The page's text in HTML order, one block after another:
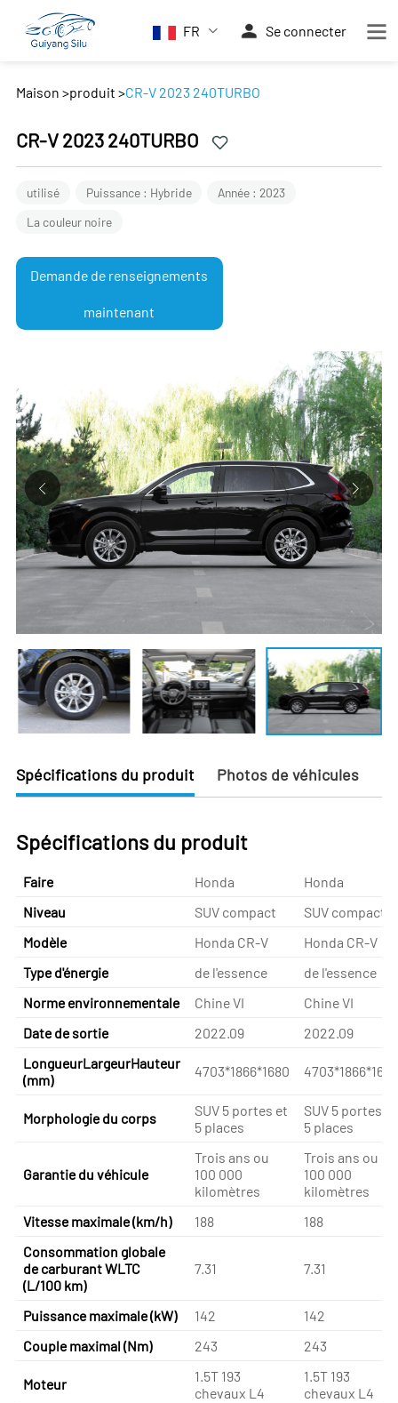
FR Se connecter
Maison >produit >CR-V 2023 240TURBO
CR-V 2023 240TURBO
utilisé Puissance : Hybride
Année : 2023
La couleur noire
Demande de renseignements
maintenant
Spécifications du produit Photos de véhicules
Spécifications du produit
Faire Honda
Honda
Niveau
SUV compact
SUV compact
Modèle
Honda CR-V
Honda CR-V
Type d'énergie
de l'essence
de l'essence
Norme environnementale
Chine VI
Chine VI
Date de sortie
2022.09
2022.09
LongueurLargeurHauteur
(mm)
4703*1866*1680 4703*1866*1680
Morphologie du corps
SUV 5 portes et
5 places
SUV 5 portes et
5 places
Garantie du véhicule
Trois ans ou
100 000
kilomètres
Trois ans ou
100 000
kilomètres
Vitesse maximale (km/h)
188
188
Consommation globale
de carburant WLTC
(L/100 km)
7.31 7.31
Puissance maximale (kW) 142
142
Couple maximal (Nm)
243 243
Moteur
1.5T 193
chevaux L4
1.5T 193
chevaux L4